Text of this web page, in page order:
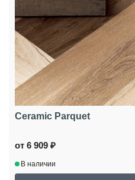
Ceramic Parquet
от 6 909 ₽
В наличии